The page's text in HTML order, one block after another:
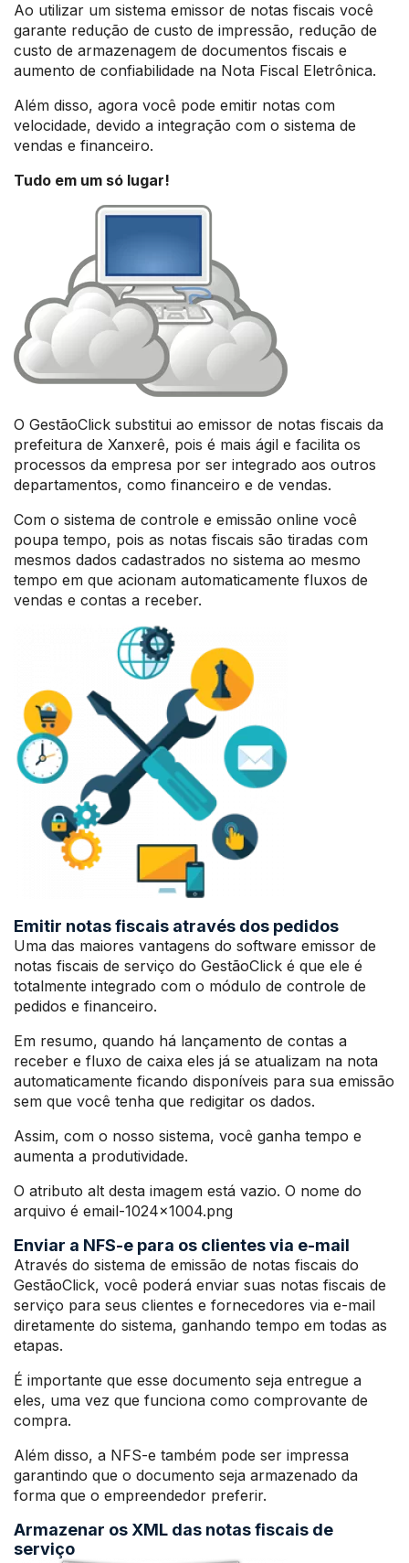
Ao utilizar um sistema emissor de notas fiscais você
garante redução de custo de impressão, redução de
custo de armazenagem de documentos fiscais e
aumento de confiabilidade na Nota Fiscal Eletrônica.
Além disso, agora você pode emitir notas com
velocidade, devido a integração com o sistema de
vendas e financeiro.
Tudo em um só lugar!
O GestãoClick substitui ao emissor de notas fiscais da
prefeitura de Xanxerê, pois é mais ágil e facilita os
processos da empresa por ser integrado aos outros
departamentos, como financeiro e de vendas.
Com o sistema de controle e emissão online você
poupa tempo, pois as notas fiscais são tiradas com
mesmos dados cadastrados no sistema ao mesmo
tempo em que acionam automaticamente fluxos de
vendas e contas a receber.
Emitir notas fiscais através dos pedidos
Uma das maiores vantagens do software emissor de
notas fiscais de serviço do GestãoClick é que ele é
totalmente integrado com o módulo de controle de
pedidos e financeiro.
Em resumo, quando há lançamento de contas a
receber e fluxo de caixa eles já se atualizam na nota
automaticamente ficando disponíveis para sua emissão
sem que você tenha que redigitar os dados.
Assim, com o nosso sistema, você ganha tempo e
aumenta a produtividade.
O atributo alt desta imagem está vazio. O nome do
arquivo é email-1024×1004.png
Enviar a NFS-e para os clientes via e-mail
Através do sistema de emissão de notas fiscais do
GestãoClick, você poderá enviar suas notas fiscais de
serviço para seus clientes e fornecedores via e-mail
diretamente do sistema, ganhando tempo em todas as
etapas.
É importante que esse documento seja entregue a
eles, uma vez que funciona como comprovante de
compra.
Além disso, a NFS-e também pode ser impressa
garantindo que o documento seja armazenado da
forma que o empreendedor preferir.
Armazenar os XML das notas fiscais de
serviço